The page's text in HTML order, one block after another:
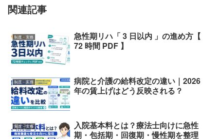
関連記事
制度・実務
急性期リハ「 3 日以内 」の進め方【
72 時間 PDF 】
制度・実務
病院と介護の給料改定の違い｜2026
年の賃上げはどう反映される？
制度・実務
入院基本料とは？療法士向けに急性
期・包括期・回復期・慢性期を整理